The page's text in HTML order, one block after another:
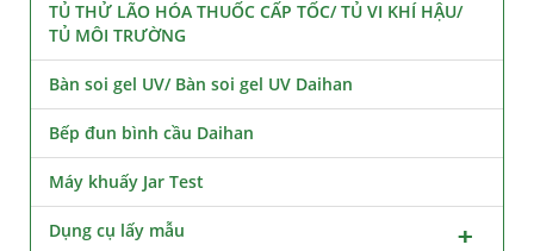
TỦ THỬ LÃO HÓA THUỐC CẤP TỐC/ TỦ VI KHÍ HẬU/
TỦ MÔI TRƯỜNG
Bàn soi gel UV/ Bàn soi gel UV Daihan
Bếp đun bình cầu Daihan
Máy khuấy Jar Test
Dụng cụ lấy mẫu